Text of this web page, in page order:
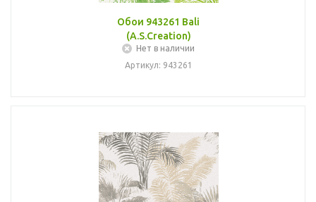
Обои 943261 Bali
(A.S.Creation)
Нет в наличии
Артикул: 943261